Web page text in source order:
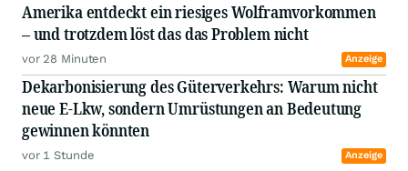
Amerika entdeckt ein riesiges Wolframvorkommen
– und trotzdem löst das das Problem nicht
vor 28 Minuten Anzeige
Dekarbonisierung des Güterverkehrs: Warum nicht
neue E-Lkw, sondern Umrüstungen an Bedeutung
gewinnen könnten
vor 1 Stunde Anzeige